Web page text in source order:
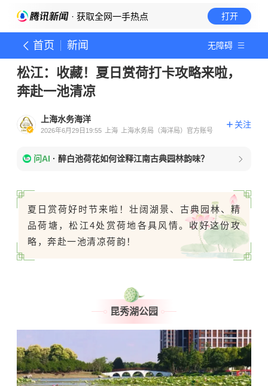
· 获取全网一手热点 打开
首页 新闻 无障碍
松江：收藏！夏日赏荷打卡攻略来啦，
奔赴一池清凉
上海水务海洋
2026年6月29日19:55 上海 上海水务局（海洋局）官方账号
关注
问AI · 醉白池荷花如何诠释江南古典园林韵味？
夏日赏荷好时节来啦！壮阔湖景、古典园林、精
品荷塘，松江4处赏荷地各具风情。收好这份攻
略，奔赴一池清凉荷韵！
昆秀湖公园